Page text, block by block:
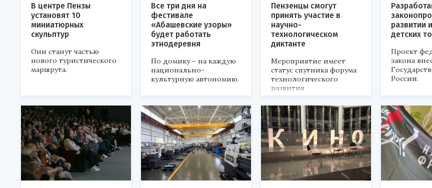
В центре Пензы
установят 10
миниатюрных
скульптур
Они станут частью
нового туристического
маршрута.
Все три дня на
фестивале
«Абашевские узоры»
будет работать
этнодеревня
По домику – на каждую
национально-
культурную автономию.
Пензенцы смогут
принять участие в
научно-
технологическом
диктанте
Мероприятие имеет
статус спутника форума
технологического
развития
«Технопром-2026».
развитии
детских
Проект
закона
России.